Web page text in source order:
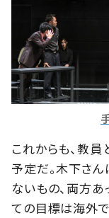
これからも、教
予定だ。木下さん
ないもの、両方あ
ての目標は海外で